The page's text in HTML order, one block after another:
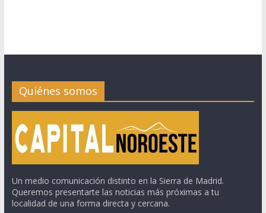
Quiénes somos
Un medio comunicación distinto en la Sierra de Madrid.
Queremos presentarte las noticias más próximas a tu
localidad de una forma directa y cercana.